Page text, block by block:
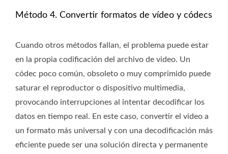
Método 4. Convertir formatos de vídeo y códecs
Cuando otros métodos fallan, el problema puede estar
en la propia codificación del archivo de video. Un
códec poco común, obsoleto o muy comprimido puede
saturar el reproductor o dispositivo multimedia,
provocando interrupciones al intentar decodificar los
datos en tiempo real. En este caso, convertir el video a
un formato más universal y con una decodificación más
eficiente puede ser una solución directa y permanente